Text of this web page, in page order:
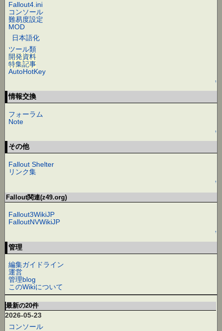
Fallout4.ini
コンソール
難易度設定
MOD
日本語化
ツール類
開発資料
特集記事
AutoHotKey
↑
情報交換
フォーラム
Note
↑
その他
Fallout Shelter
リンク集
↑
Fallout関連(z49.org)
Fallout3WikiJP
FalloutNVWikiJP
↑
管理
編集ガイドライン
運営
管理blog
このWikiについて
最新の20件
2026-05-23
コンソール